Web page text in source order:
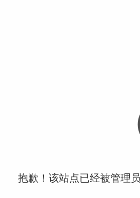
抱歉！该站点已经被管理